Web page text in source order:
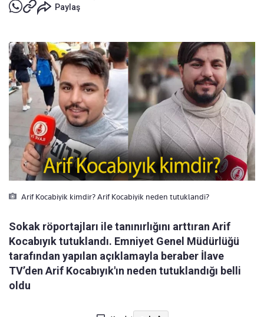
Paylaş
Arif Kocabiyik kimdir? Arif Kocabiyik neden tutuklandi?
Sokak röportajları ile tanınırlığını arttıran Arif
Kocabıyık tutuklandı. Emniyet Genel Müdürlüğü
tarafından yapılan açıklamayla beraber İlave
TV’den Arif Kocabıyık'ın neden tutuklandığı belli
oldu